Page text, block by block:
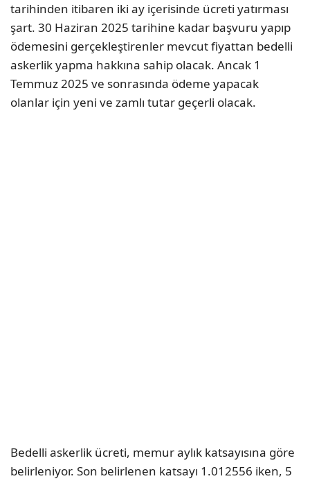
tarihinden itibaren iki ay içerisinde ücreti yatırması
şart. 30 Haziran 2025 tarihine kadar başvuru yapıp
ödemesini gerçekleştirenler mevcut fiyattan bedelli
askerlik yapma hakkına sahip olacak. Ancak 1
Temmuz 2025 ve sonrasında ödeme yapacak
olanlar için yeni ve zamlı tutar geçerli olacak.
Bedelli askerlik ücreti, memur aylık katsayısına göre
belirleniyor. Son belirlenen katsayı 1.012556 iken, 5